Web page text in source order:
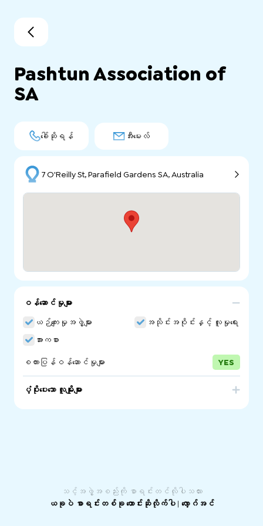
Pashtun Association of
SA
ခေါ်ဆိုရန် အီးမေးလ်
7 O'Reilly St, Parafield Gardens SA, Australia
ဝန်ဆောင်မှုများ
ယဉ်ကျေးမှုအဖွဲ့များ
အသိုင်းအဝိုင်းနှင့် လူမှုရေး
အားကစား
စကားပြန်ဝန်ဆောင်မှုများ YES
ပံ့ပိုးပေးသော လူမျိုးများ
သင့်အဖွဲ့အစည်းကို စာရင်းတင်လိုပါသလား
ယခုပဲ စာရင်းတစ်ခု တောင်းဆိုလိုက်ပါ | လော့ဂ်အင်